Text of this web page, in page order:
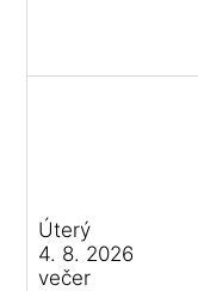
Úterý
4. 8. 2026
večer